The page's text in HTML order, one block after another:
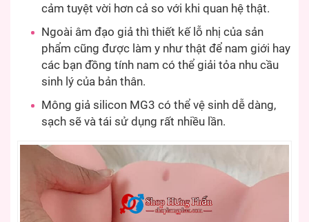
cảm tuyệt vời hơn cả so với khi quan hệ thật.
Ngoài âm đạo giả thì thiết kế lỗ nhị của sản
phẩm cũng được làm y như thật để nam giới hay
các bạn đồng tính nam có thể giải tỏa nhu cầu
sinh lý của bản thân.
Mông giả silicon MG3 có thể vệ sinh dễ dàng,
sạch sẽ và tái sử dụng rất nhiều lần.